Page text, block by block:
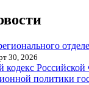
30, 2026
Российской
политики